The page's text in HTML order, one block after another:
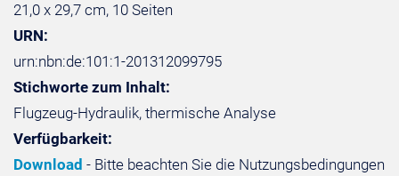
21,0 x 29,7 cm, 10 Seiten
URN:
urn:nbn:de:101:1-201312099795
Stichworte zum Inhalt:
Flugzeug-Hydraulik, thermische Analyse
Verfügbarkeit:
Download - Bitte beachten Sie die Nutzungsbedingungen